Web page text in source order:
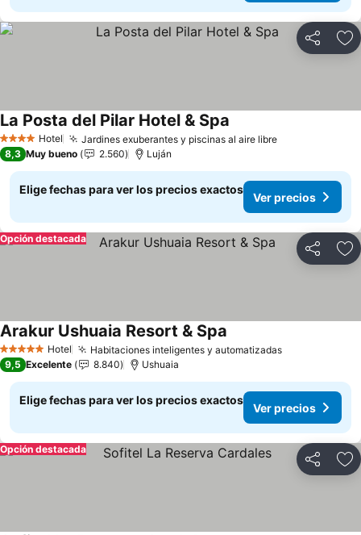
Compartir
4 EstrellasHotel Jardines exuberantes y piscinas al aire libre
La Posta del Pilar Hotel & Spa
8,3 Muy bueno 2.560 Luján
Elige fechas para ver los precios exactos
Ver precios
Compartir
Opción destacada
5 Estrellas Hotel Habitaciones inteligentes y automatizadas
Arakur Ushuaia Resort & Spa
9,5 Excelente 8.840 Ushuaia
Elige fechas para ver los precios exactos
Ver precios
Compartir
Opción destacada